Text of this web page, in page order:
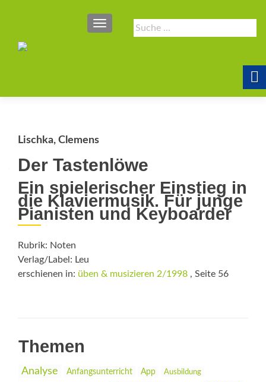
Suche
nach:
SCHALTE NAVIGATION
Lischka, Clemens
Der Tastenlöwe
Ein spielerischer Einstieg in
die Klaviermusik. Für junge
Pianisten und Keyboarder
Rubrik: Noten
Verlag/Label: Leu
erschienen in: üben & musizieren 2/1998 , Seite 56
Themen
Analyse Anfangsunterricht App Ausbildung